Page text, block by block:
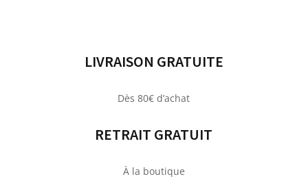
LIVRAISON GRATUITE
Dès 80€ d’achat
RETRAIT GRATUIT
À la boutique